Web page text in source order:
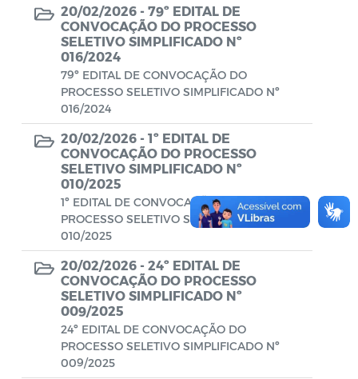
Editais
Emendas Parlamentares
Extrato de Contratos
Extrato de Inexigibilidade
Instruções Normativas
Intimação
JARI - Junta Recursos de Infração de
Trânsito
Licenças Específicas
Parecer
20/02/2026 - 79º EDITAL DE
CONVOCAÇÃO DO PROCESSO
SELETIVO SIMPLIFICADO Nº
016/2024
79º EDITAL DE CONVOCAÇÃO DO
PROCESSO SELETIVO SIMPLIFICADO Nº
016/2024
20/02/2026 - 1º EDITAL DE
CONVOCAÇÃO DO PROCESSO
SELETIVO SIMPLIFICADO Nº
010/2025
1º EDITAL DE CONVOCAÇÃO DO
PROCESSO SELETIVO SIMPLIFICADO Nº
010/2025
20/02/2026 - 24º EDITAL DE
CONVOCAÇÃO DO PROCESSO
SELETIVO SIMPLIFICADO Nº
009/2025
24º EDITAL DE CONVOCAÇÃO DO
PROCESSO SELETIVO SIMPLIFICADO Nº
009/2025